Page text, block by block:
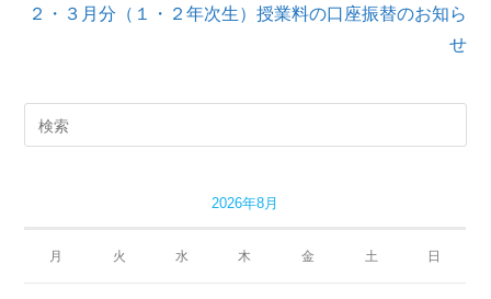
２・３月分（１・２年次生）授業料の口座振替のお知ら
せ
2026年8月
月 火 水 木 金 土 日